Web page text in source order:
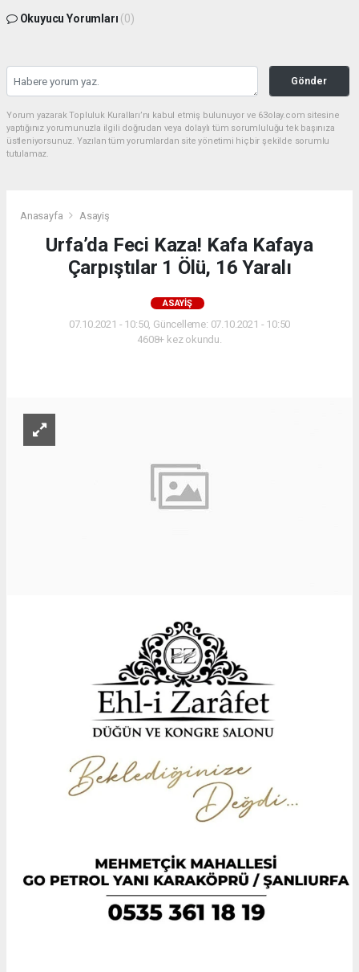
Okuyucu Yorumları (0)
Gönder
Yorum yazarak Topluluk Kuralları’nı kabul etmiş bulunuyor ve 63olay.com sitesine
yaptığınız yorumunuzla ilgili doğrudan veya dolaylı tüm sorumluluğu tek başınıza
üstleniyorsunuz. Yazılan tüm yorumlardan site yönetimi hiçbir şekilde sorumlu
tutulamaz.
Anasayfa Asayiş
Urfa’da Feci Kaza! Kafa Kafaya
Çarpıştılar 1 Ölü, 16 Yaralı
ASAYIŞ
07.10.2021 - 10:50, Güncelleme: 07.10.2021 - 10:50
4608+ kez okundu.